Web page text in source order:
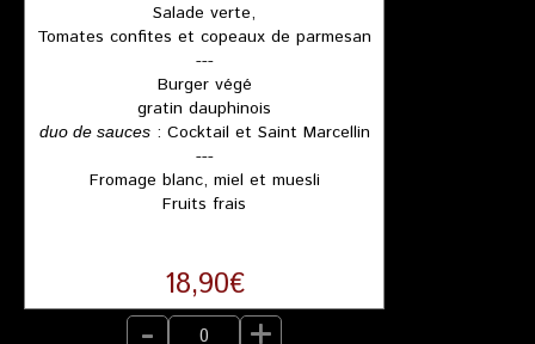
Salade verte,
Tomates confites et copeaux de parmesan
---
Burger végé
gratin dauphinois
duo de sauces: Cocktail et Saint Marcellin
---
Fromage blanc, miel et muesli
Fruits frais
18,90€